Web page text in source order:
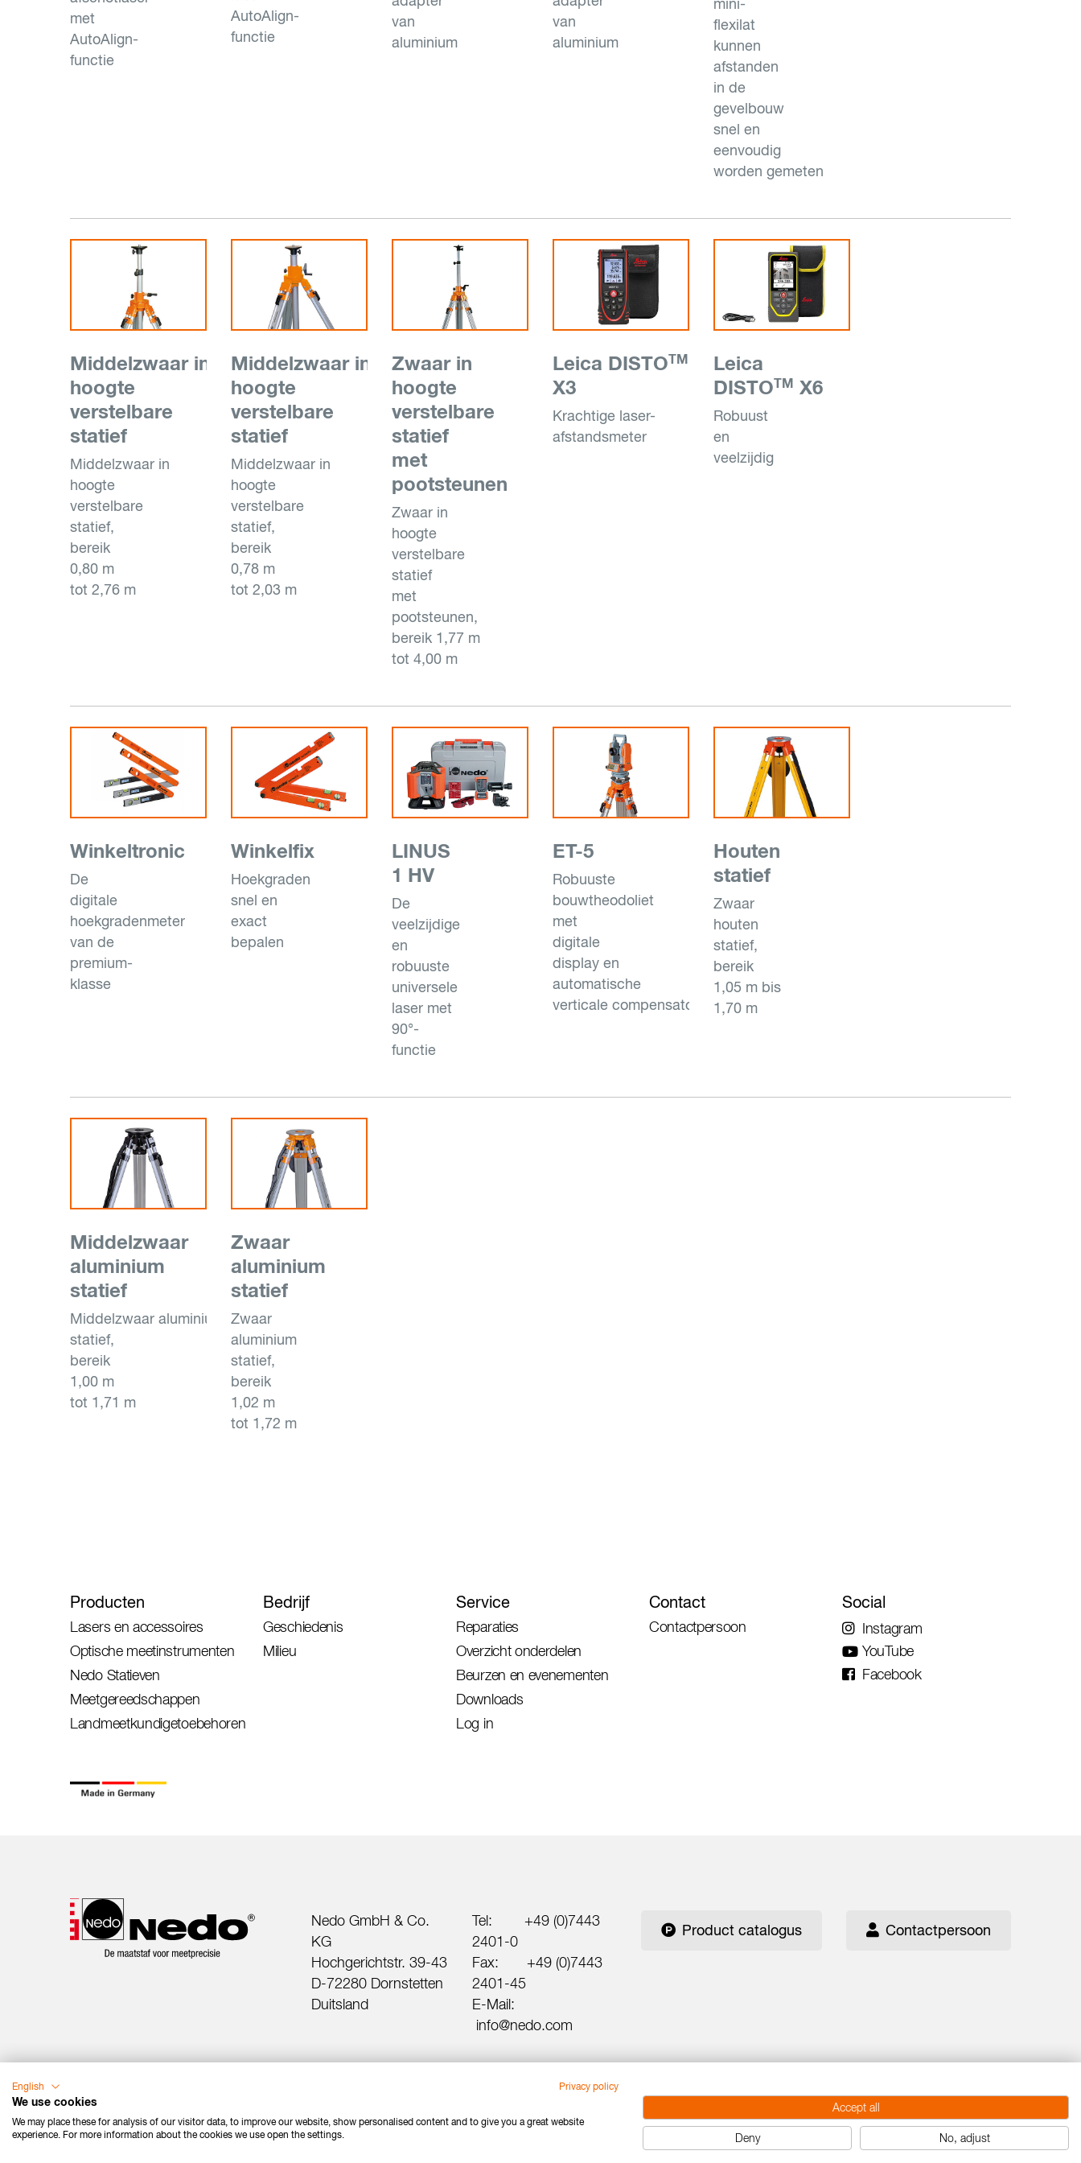
met
AutoAlign-
functie
AutoAlign-
functie
van
aluminium
van
aluminium
mini-
flexilat
kunnen
afstanden
in de
gevelbouw
snel en
eenvoudig
worden gemeten
Middelzwaar in
hoogte
verstelbare
statief
Middelzwaar in
hoogte
verstelbare
statief,
bereik
0,80 m
tot 2,76 m
Middelzwaar in
hoogte
verstelbare
statief
Middelzwaar in
hoogte
verstelbare
statief,
bereik
0,78 m
tot 2,03 m
Zwaar in
hoogte
verstelbare
statief
met
pootsteunen
Zwaar in
hoogte
verstelbare
statief
met
pootsteunen,
bereik 1,77 m
tot 4,00 m
Leica DISTOTM
X3
Krachtige laser-
afstandsmeter
Leica
DISTOTM X6
Robuust
en
veelzijdig
Winkeltronic
De
digitale
hoekgradenmeter
van de
premium-
klasse
Winkelfix
Hoekgraden
snel en
exact
bepalen
LINUS
1 HV
De
veelzijdige
en
robuuste
universele
laser met
90°-
functie
ET-5
Robuuste
bouwtheodoliet
met
digitale
display en
automatische
verticale compensator
Houten
statief
Zwaar
houten
statief,
bereik
1,05 m bis
1,70 m
Middelzwaar
aluminium
statief
Middelzwaar aluminium
statief,
bereik
1,00 m
tot 1,71 m
Zwaar
aluminium
statief
Zwaar
aluminium
statief,
bereik
1,02 m
tot 1,72 m
Producten
Lasers en accessoires
Optische meetinstrumenten
Nedo Statieven
Meetgereedschappen
Landmeetkundigetoebehoren
Bedrijf
Geschiedenis
Milieu
Service
Reparaties
Overzicht onderdelen
Beurzen en evenementen
Downloads
Log in
Contact
Contactpersoon
Social
Instagram
YouTube
Facebook
Nedo GmbH & Co.
KG
Hochgerichtstr. 39-43
D-72280 Dornstetten
Duitsland
Tel: +49 (0)7443
2401-0
Fax: +49 (0)7443
2401-45
E-Mail:
info@nedo.com
Product catalogus Contactpersoon
Login Zoeken Dutch
English Privacy policy
We use cookies
We may place these for analysis of our visitor data, to improve our website, show personalised content and to give you a great website
experience. For more information about the cookies we use open the settings.
Accept all
Deny No, adjust